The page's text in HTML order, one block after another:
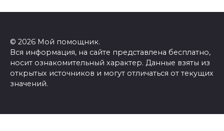
© 2026 Мой помощник.
Вся информация, на сайте представлена бесплатно,
носит ознакомительный характер. Данные взяты из
открытых источников и могут отличаться от текущих
значений.